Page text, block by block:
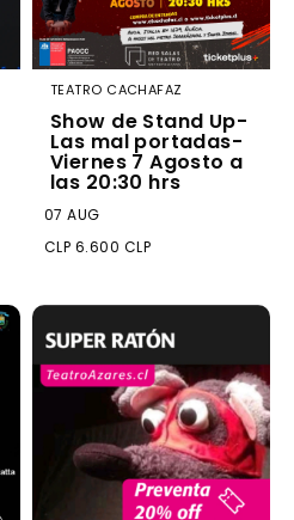
TEATRO CACHAFAZ
Show de Stand Up-
Las mal portadas-
Viernes 7 Agosto a
las 20:30 hrs
07 AUG
CLP 6.600 CLP